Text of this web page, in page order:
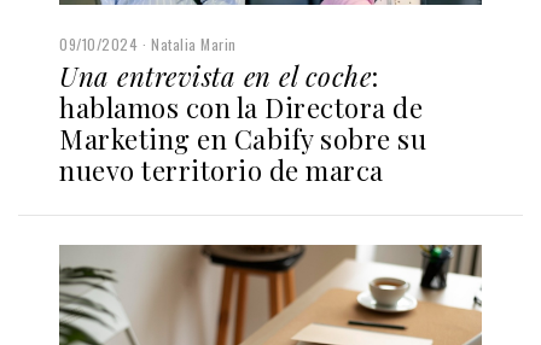
09/10/2024 Natalia Marin
Una entrevista en el coche:
hablamos con la Directora de
Marketing en Cabify sobre su
nuevo territorio de marca